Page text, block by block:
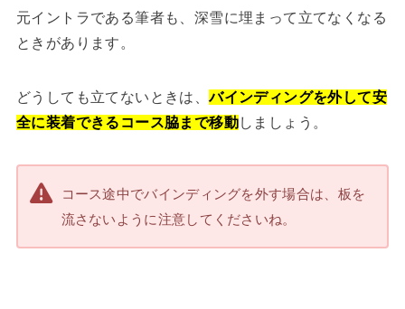
元イントラである筆者も、深雪に埋まって立てなくなる
ときがあります。
どうしても立てないときは、バインディングを外して安
全に装着できるコース脇まで移動しましょう。
コース途中でバインディングを外す場合は、板を
流さないように注意してくださいね。